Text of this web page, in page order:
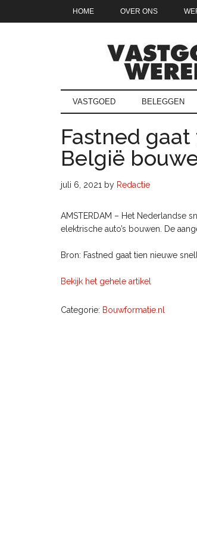
HOME OVER ONS
vastgoedwereld.nl
VASTGOED BELEGGEN
Fastned
België
juli 6, 2021 by Redactie
AMSTERDAM – Het Nederlandse
elektrische auto’s bouwen. De
Bron: Fastned gaat tien nieuwe
Bekijk het gehele artikel
Categorie: Bouwformatie.nl